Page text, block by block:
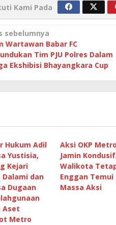
Kami Pada
sebelumnya
Wartawan Babar FC
Tim PJU Polres Dalam
Ekshibisi Bhayangkara Cup
Hukum Adil
Yustisia,
Kejari
dan
Dugaan
Aset
Metro
Aksi OKP
Jamin
Walikota
Enggan Temui
Massa Aksi